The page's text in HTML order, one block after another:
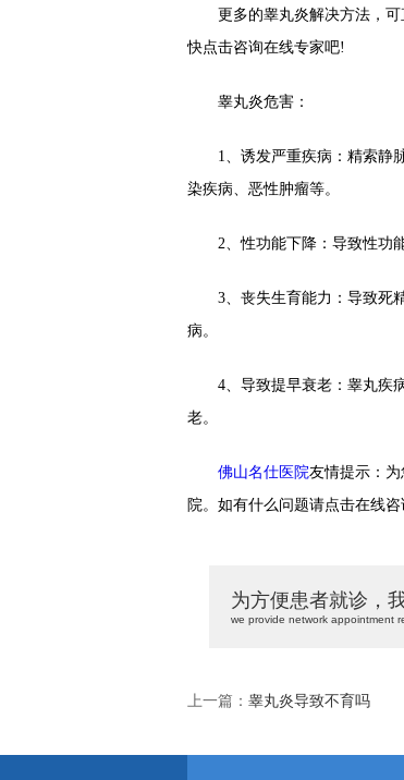
更多的睾丸炎解决方法，可
快点击咨询在线专家吧!
睾丸炎危害：
1、诱发严重疾病：精索静脉
染疾病、恶性肿瘤等。
2、性功能下降：导致性功能
3、丧失生育能力：导致死精
病。
4、导致提早衰老：睾丸疾病
老。
佛山名仕医院友情提示：
院。如有什么问题请点击在线咨
为方便患者就诊，
we provide network appointment
上一篇： 睾丸炎导致不育吗